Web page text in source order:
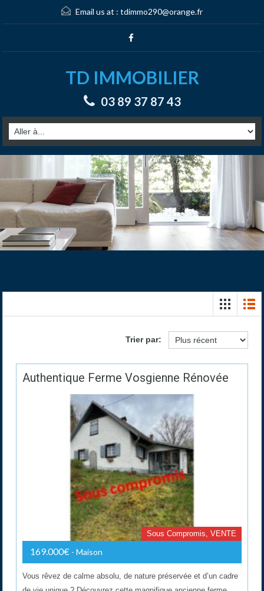
Email us at : tdimmo290@orange.fr
TD IMMOBILIER
03 89 37 87 43
Trier par:
Authentique Ferme Vosgienne Rénovée
Sous Compromis, VENTE
169.000€ - Maison
Vous rêvez de calme absolu, de nature préservée et d’un cadre